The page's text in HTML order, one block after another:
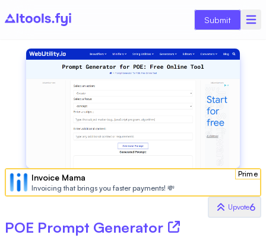
Submit
Prime
Invoice Mama
Invoicing that brings you faster payments! 💸
Upvote6
POE Prompt Generator